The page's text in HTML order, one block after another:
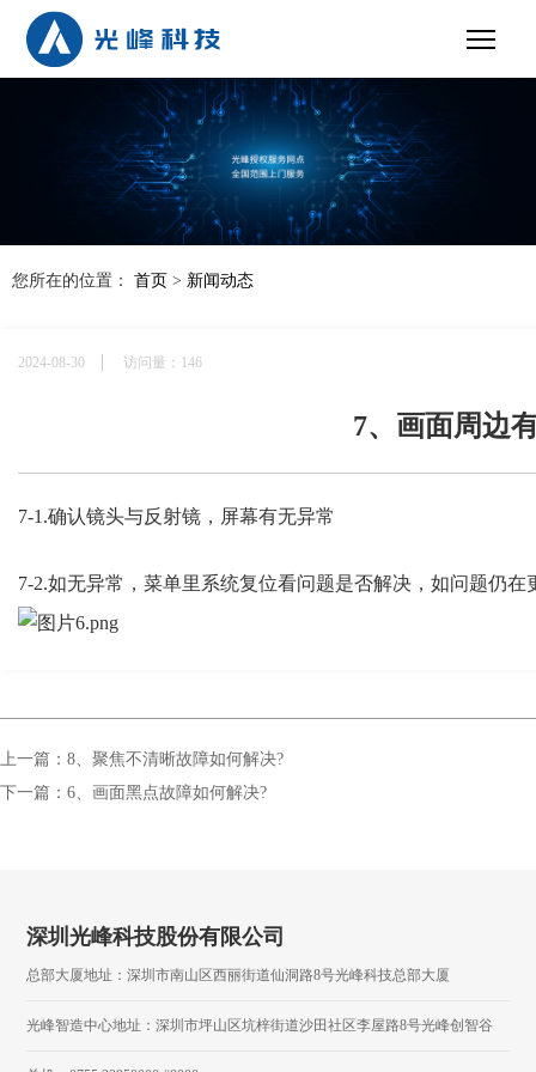
您所在的位置： 首页 > 新闻动态
2024-08-30 访问量：146
7、画面周边
7-1.确认镜头与反射镜，屏幕有无异常
7-2.如无异常，菜单里系统复位看问题是否解决，如问题仍在
上一篇：8、聚焦不清晰故障如何解决?
下一篇：6、画面黑点故障如何解决?
深圳光峰科技股份有限公司
总部大厦地址：深圳市南山区西丽街道仙洞路8号光峰科技总部大厦
光峰智造中心地址：深圳市坪山区坑梓街道沙田社区李屋路8号光峰创智谷